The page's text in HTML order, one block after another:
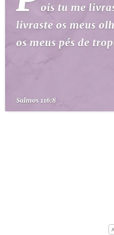
ESBOÇOS DE PREGAÇÃO
TERMO BÍBLICO